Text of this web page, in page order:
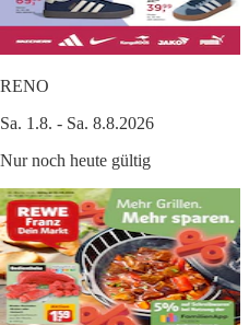
RENO
Sa. 1.8. - Sa. 8.8.2026
Nur noch heute gültig